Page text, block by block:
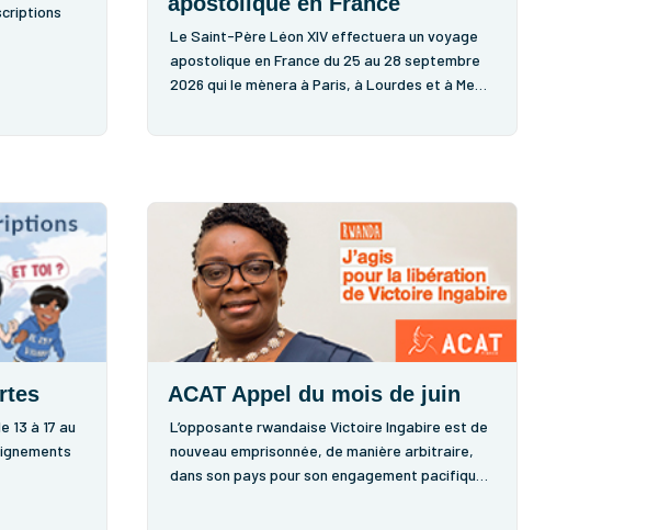
Le Saint-Père Léon XIV effectuera un voyage
apostolique en France du 25 au 28 septembre
2026 qui le mènera à Paris, à Lourdes et à Metz.
13 à 17 au
ACAT Appel du mois de juin
L’opposante rwandaise Victoire Ingabire est de
nouveau emprisonnée, de manière arbitraire,
dans son pays pour son engagement pacifique